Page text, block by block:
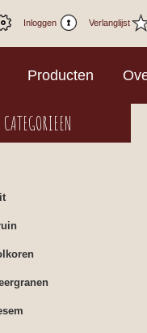
Inloggen Verlanglijst
Producten
CATEGORIEEN